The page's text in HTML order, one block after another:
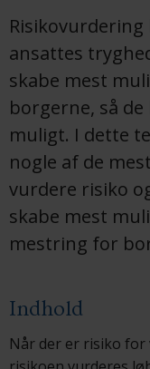
ansattes
skabe mest
borgerne, så
muligt. I dette
nogle af de
vurdere risiko
skabe mest
mestring for
Indhold
Når der er risiko for